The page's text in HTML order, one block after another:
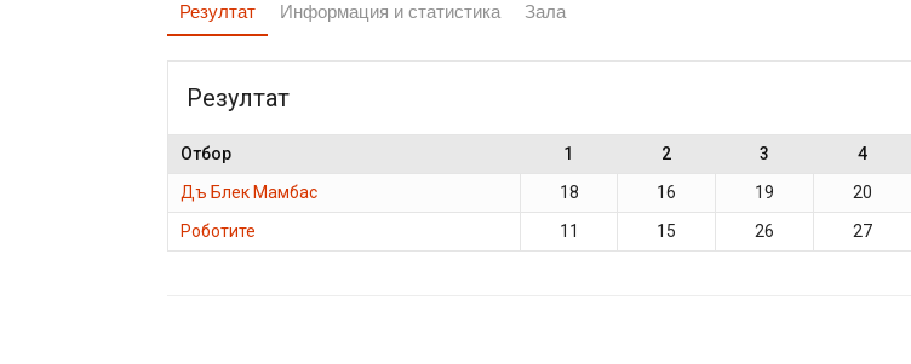
Резултат Информация и статистика Зала
Резултат
Отбор 1 2 3 4
Дъ Блек Мамбас
18 16 19 20
Роботите
11 15 26 27